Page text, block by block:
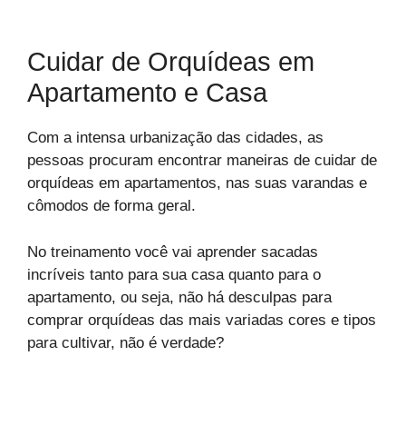
Cuidar de Orquídeas em
Apartamento e Casa
Com a intensa urbanização das cidades, as
pessoas procuram encontrar maneiras de cuidar de
orquídeas em apartamentos, nas suas varandas e
cômodos de forma geral.
No treinamento você vai aprender sacadas
incríveis tanto para sua casa quanto para o
apartamento, ou seja, não há desculpas para
comprar orquídeas das mais variadas cores e tipos
para cultivar, não é verdade?